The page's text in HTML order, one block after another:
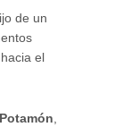
de un
el
Potamón